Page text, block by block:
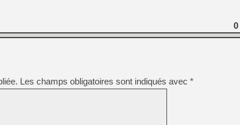
[LS] [PS5] Le WebKit
[GK] Oubliez Crazy Taxi,
[LS] [Switch] NSZ 5.0.0
[GK] No More Room in
[GK] Un chatbot Atelier
[GK] Mémoire cash -
[GK] Nvidia : le prix des
0
Les champs obligatoires sont indiqués avec *